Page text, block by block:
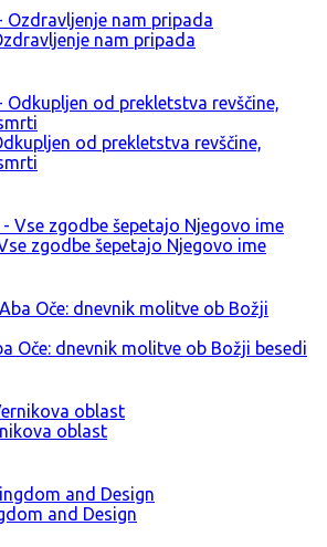
nam pripada
od prekletstva revščine,
zgodbe šepetajo Njegovo ime
Oče: dnevnik molitve ob Božji besedi
oblast
and Design